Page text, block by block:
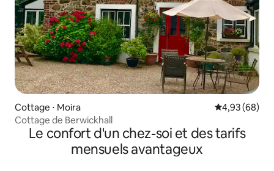
Cottage ⋅ Moira Évaluation
4,93 (68)
Cottage de Berwickhall
Le confort d'un chez-soi et des tarifs
mensuels avantageux